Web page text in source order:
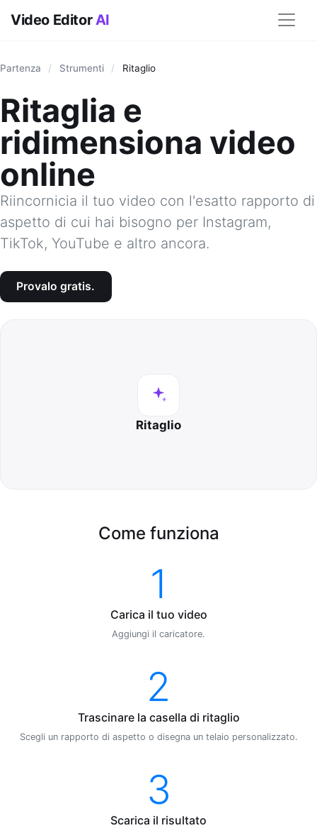
Video EditorAI
Partenza / Strumenti / Ritaglio
Ritaglia e
ridimensiona video
online
Riincornicia il tuo video con l'esatto rapporto di
aspetto di cui hai bisogno per Instagram,
TikTok, YouTube e altro ancora.
Provalo gratis.
Ritaglio
Come funziona
1
Carica il tuo video
Aggiungi il caricatore.
2
Trascinare la casella di ritaglio
Scegli un rapporto di aspetto o disegna un telaio personalizzato.
3
Scarica il risultato